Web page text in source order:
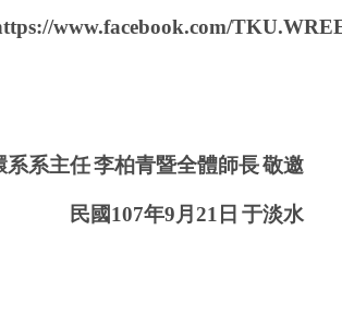
www.facebook.com/
系系主任李柏青暨全體師長敬邀
民國107年9月 21 日 于淡水